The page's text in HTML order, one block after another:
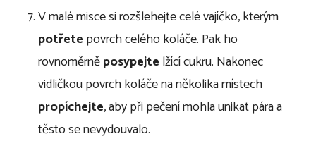
V malé misce si rozšlehejte celé vajíčko, kterým
potřete povrch celého koláče. Pak ho
rovnoměrněposypejte lžící cukru. Nakonec
vidličkou povrch koláče na několika místech
propíchejte, aby při pečení mohla unikat pára a
těsto se nevydouvalo.